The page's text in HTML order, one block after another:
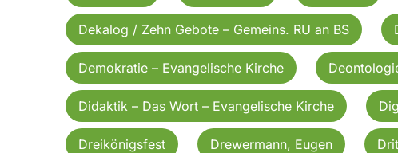
Dekalog / Zehn Gebote – Gemeins. RU an BS
Demokratie – Evangelische Kirche
Didaktik – Das Wort – Evangelische Kirche
Dreikönigsfest Drewermann, Eugen